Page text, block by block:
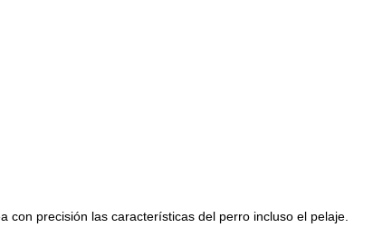
con precisión las características del perro incluso el pelaje.